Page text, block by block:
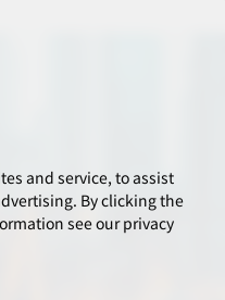
and service, to assist
By clicking the
see our privacy